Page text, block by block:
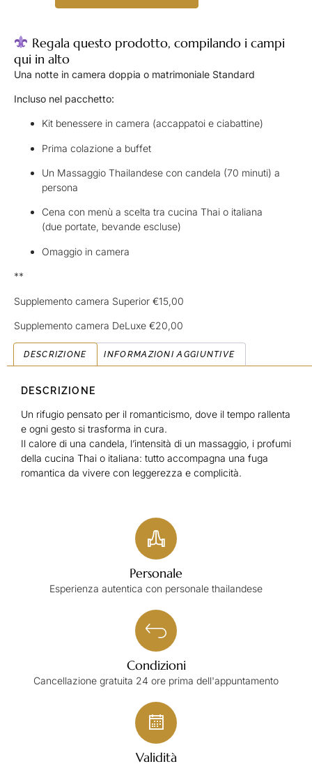
Regala questo prodotto, compilando i campi
qui in alto
Una notte in camera doppia o matrimoniale Standard
Incluso nel pacchetto:
Kit benessere in camera (accappatoi e ciabattine)
Prima colazione a buffet
Un Massaggio Thailandese con candela (70 minuti) a
persona
Cena con menù a scelta tra cucina Thai o italiana
(due portate, bevande escluse)
Omaggio in camera
**
Supplemento camera Superior €15,00
Supplemento camera DeLuxe €20,00
DESCRIZIONE INFORMAZIONI AGGIUNTIVE
DESCRIZIONE
Un rifugio pensato per il romanticismo, dove il tempo rallenta
e ogni gesto si trasforma in cura.
Il calore di una candela, l’intensità di un massaggio, i profumi
della cucina Thai o italiana: tutto accompagna una fuga
romantica da vivere con leggerezza e complicità.
Personale
Esperienza autentica con personale thailandese
Condizioni
Cancellazione gratuita 24 ore prima dell'appuntamento
Validità